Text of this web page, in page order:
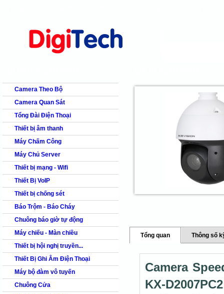
products
Camera Theo Bộ
Camera Quan Sát
Tổng Đài Điện Thoại
Thiết bị âm thanh
Máy Chấm Công
Máy Chủ Server
Thiết bị mạng - Wifi
Thiết Bị VoIP
Thiết bị chống sét
Báo Trộm - Báo Cháy
Chuông báo giờ tự động
Máy chiếu - Màn chiều
Thiết bị hội nghị truyền...
Thiết Bị Ghi Âm Điện Thoại
Máy bộ đàm vô tuyến
Chuông Cửa
Tổng quan Thông số
Camera
KX-D2007PC2